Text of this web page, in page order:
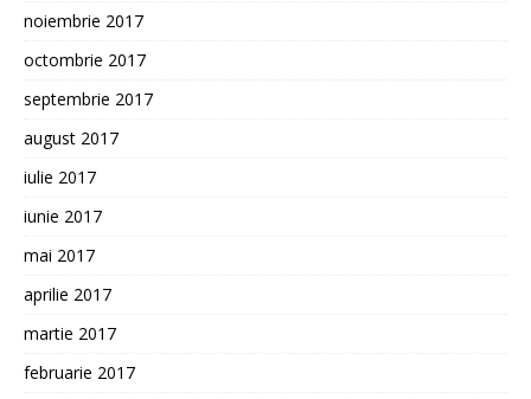
noiembrie 2017
octombrie 2017
septembrie 2017
august 2017
iulie 2017
iunie 2017
mai 2017
aprilie 2017
martie 2017
februarie 2017